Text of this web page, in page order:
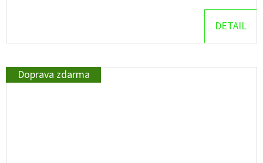
DETAIL
Doprava zdarma